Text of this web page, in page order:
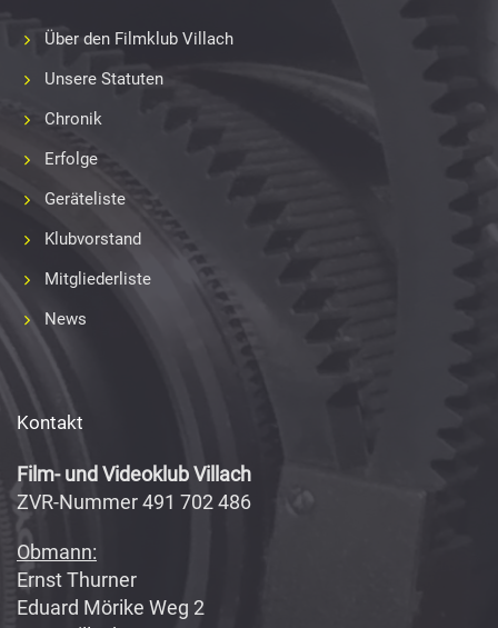
Über den Filmklub Villach
Unsere Statuten
Chronik
Erfolge
Geräteliste
Klubvorstand
Mitgliederliste
News
Kontakt
Film- und Videoklub Villach
ZVR-Nummer 491 702 486
Obmann:
Ernst Thurner
Eduard Mörike Weg 2